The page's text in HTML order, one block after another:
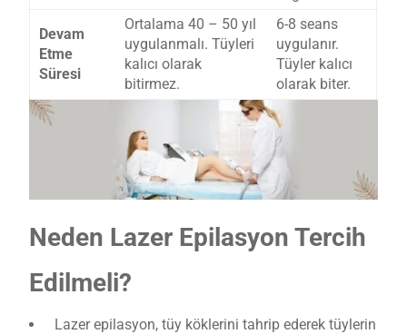
Devam
Etme
Süresi
Ortalama 40 – 50 yıl
uygulanmalı. Tüyleri
kalıcı olarak
bitirmez.
6-8 seans
uygulanır.
Tüyler kalıcı
olarak biter.
Neden Lazer Epilasyon Tercih
Edilmeli?
Lazer epilasyon, tüy köklerini tahrip ederek tüylerin